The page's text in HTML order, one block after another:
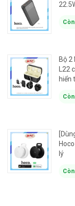
Bộ
L22
hiển
lý